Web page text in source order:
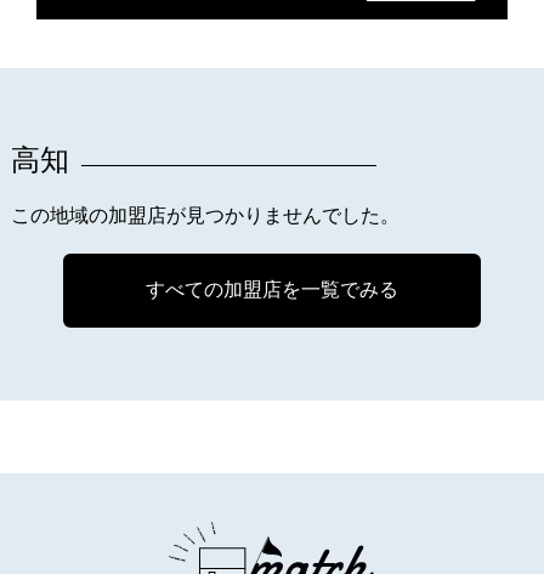
高知
この地域の加盟店が見つかりませんでした。
すべての加盟店を一覧でみる